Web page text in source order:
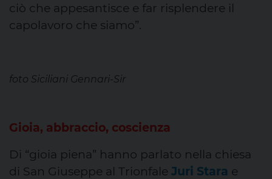
ciò che appesantisce e far risplendere il
capolavoro che siamo”.
foto Siciliani Gennari-Sir
Gioia, abbraccio, coscienza
Di “gioia piena” hanno parlato nella chiesa
di San Giuseppe al Trionfale Juri Stara e